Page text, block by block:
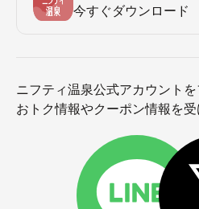
今すぐダウンロード
ニフティ温泉公式アカウント
おトク情報やクーポン情報を受